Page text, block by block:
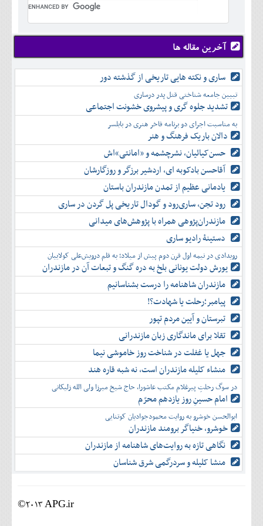
دی
بهمن
اسفند
آبان
آذر
دی
بهمن
اسفند
شهريور
مهر
آبان
آذر
دی
بهمن
اسفند
تير
مرداد
شهريور
مهر
آبان
آذر
دی
بهمن
اسفند
آخرین مقاله ها
ساری و نکته هایی تاریخی از گذشته دور
تبیین جامعه شناختی قتل پدر درساری
تشدید جلوه‌ گری و پیشروی خشونت اجتماعی
به مناسبت اجرای دو برنامه فاخر هنری در بابلسر
دالان باریک فرهنگ و هنر
حسن‌کیائیان، نشرچشمه و «امانتی»اش
آقاحسن بادکوبه ای، اردشیر برزگر و روزگارشان
یادمانی عظیم از تمدن مازندران باستان
رود تجن، ساری‌رود و گودال تاریخی پل گردن در ساری
مازندران‌پژوهی همراه با پژوهش‌های میدانی
دستینۀ رادیو ساری
رویدادی در نیمه اول قرن دوم پیش از میلاد؛ به قلم درویش‌علی کولاییان
یورش دولت یونانی بلخ به دره گنگ و تبعات آن در مازندران
مازندران شاهنامه را درست بشناسانیم
پیامبر؛رحلت یا شهادت؟!
تبرستان و آیین مردم تپور
تقلا برای ماندگاری زبان مازندرانی
جهل یا غفلت در شناخت روز خاموشی نیما
منشاء کلیله مازندران است، نه شبه قاره هند
در سوگ رحلتِ پیرغلام مکتب عاشورا، حاج شیخ میرزا ولی الله زلیکانی
امام حسینِ روز یازدهم محرّم
ابوالحسن خوشرو به روایت محمودجوادیان کوتنایی
خوشرو، خنياگر برومند مازندران
نگاهی تازه به روایت‌های شاهنامه از مازندران
منشا کلیله و سردرگمی شرق شناسان
©2013 APG.ir